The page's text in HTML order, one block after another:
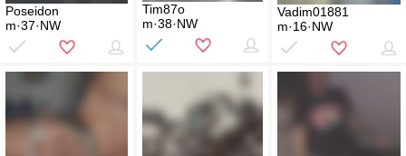
Poseidon
m·37·NW
Tim87o
m·38·NW
Vadim01881
m·16·NW